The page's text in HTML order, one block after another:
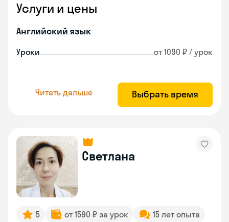
Услуги и цены
Английский язык
Уроки от 1090 ₽ / урок
Читать дальше Выбрать время
Светлана
5 от 1590 ₽ за урок
15 лет опыта